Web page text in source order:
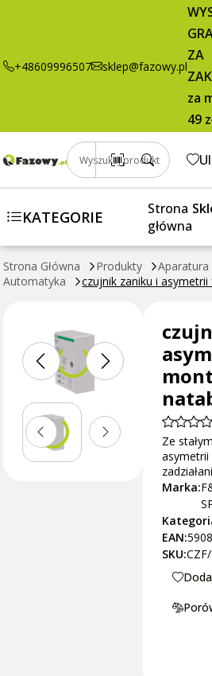
+48609996507 sklep@fazowy.pl
ZA
za
49
Wyszukaj produkt
KATEGORIE
Strona
główna
Strona Główna Produkty
Aparatura
Automatyka
czujnik zaniku i
natablicowy
89,95 zł
brutto / szt.
Ze
asymetrii
Marka:
EAN:
SKU: